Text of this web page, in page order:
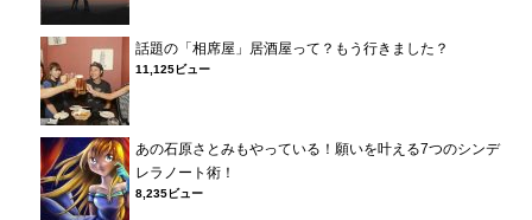
話題の「相席屋」居酒屋って？もう行きました？
11,125ビュー
あの石原さとみもやっている！願いを叶える7つのシンデ
レラノート術！
8,235ビュー